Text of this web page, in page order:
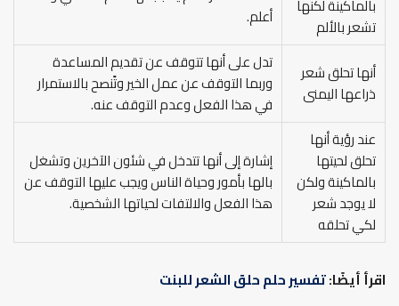
بالماكينة لكنها
تشعر بالألم
أعلم.
أنها تحلق شعر
ذراعها اليمنى
تدل على أنها تتوقف عن تقديم المساعدة
وربما التوقف عن عمل الخير وتًنصح بالاستمرار
في هذا الفعل وعدم التوقف عنه.
عند رؤية أنها
تحلق لحيتها
بالماكينة ولكن
لا يوجد شعر
لكي تحلقه
إشارة إلى أنها تتدخل في شئون الآخرين وتشغل
بالها بأمور وحياة الناس ويجب عليها التوقف عن
هذا الفعل والالتفات لحياتها الشخصية.
اقرأ أيضًا:تفسير حلم حلق الشعر للبنت